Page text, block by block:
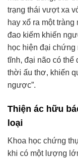
trạng thái vượt xa
hay xổ ra một
đao kiếm khiến
học hiện đại
tĩnh, đại não có thể
thời ấu thơ, khiến
ngược”.
Thiện ác hữu
loại
Khoa học chứng
khi có một lượng